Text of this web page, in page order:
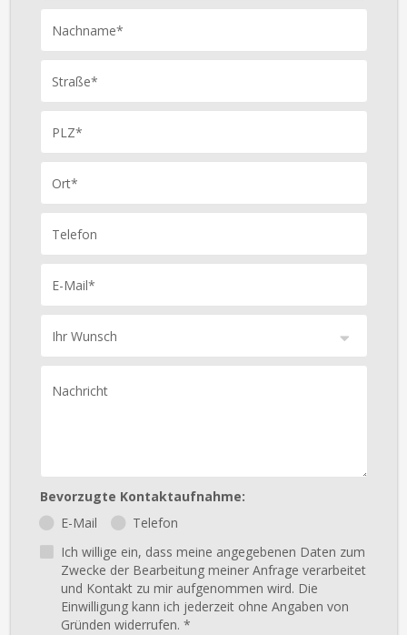
Nachname*
Straße*
PLZ*
Ort*
Telefon
E-Mail*
Ihr Wunsch
Nachricht
Bevorzugte Kontaktaufnahme:
E-Mail
Telefon
Ich willige ein, dass meine angegebenen Daten zum
Zwecke der Bearbeitung meiner Anfrage verarbeitet
und Kontakt zu mir aufgenommen wird. Die
Einwilligung kann ich jederzeit ohne Angaben von
Gründen widerrufen. *